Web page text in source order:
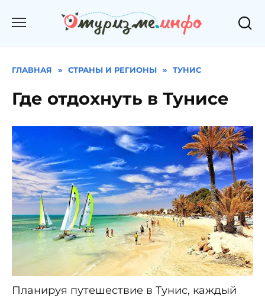
ГЛАВНАЯ » СТРАНЫ И РЕГИОНЫ » ТУНИС
Где отдохнуть в Тунисе
Планируя путешествие в Тунис, каждый